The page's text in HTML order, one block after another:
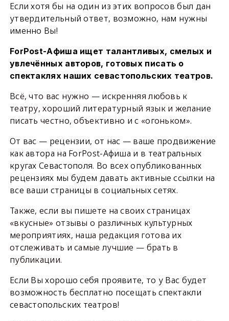
Если хотя бы на один из этих вопросов был дан
утвердительный ответ, возможно, нам нужны
именно Вы!
ForPost-Афиша ищет талантливых, смелых и
увлечённых авторов, готовых писать о
спектаклях наших севастопольских театров.
Всё, что вас нужно — искренняя любовь к
театру, хороший литературный язык и желание
писать честно, объективно и с «огоньком».
От вас — рецензии, от нас — ваше продвижение
как автора на ForPost-Афиша и в театральных
кругах Севастополя. Во всех опубликованных
рецензиях мы будем давать активные ссылки на
все ваши страницы в социальных сетях.
Также, если вы пишете на своих страницах
«вкусные» отзывы о различных культурных
мероприятиях, наша редакция готова их
отслеживать и самые лучшие — брать в
публикации.
Если Вы хорошо себя проявите, то у Вас будет
возможность бесплатно посещать спектакли
севастопольских театров!